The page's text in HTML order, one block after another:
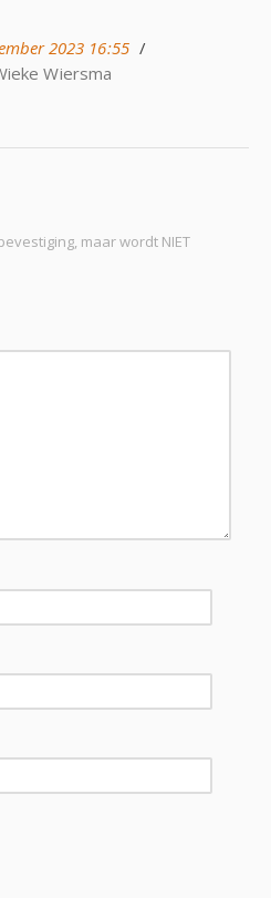
2023 16:55 /
Wiersma
maar wordt NIET